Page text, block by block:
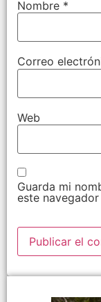
Nombre *
Correo
Web
Guarda mi
este